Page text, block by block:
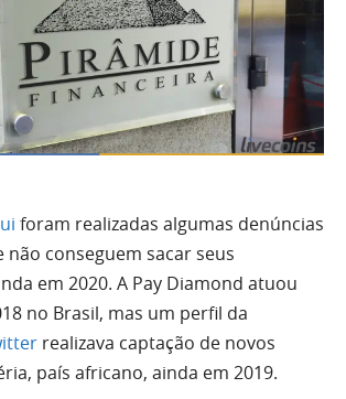
foram realizadas algumas denúncias
não conseguem sacar seus
em 2020. A Pay Diamond atuou
no Brasil, mas um perfil da
realizava captação de novos
país africano, ainda em 2019.